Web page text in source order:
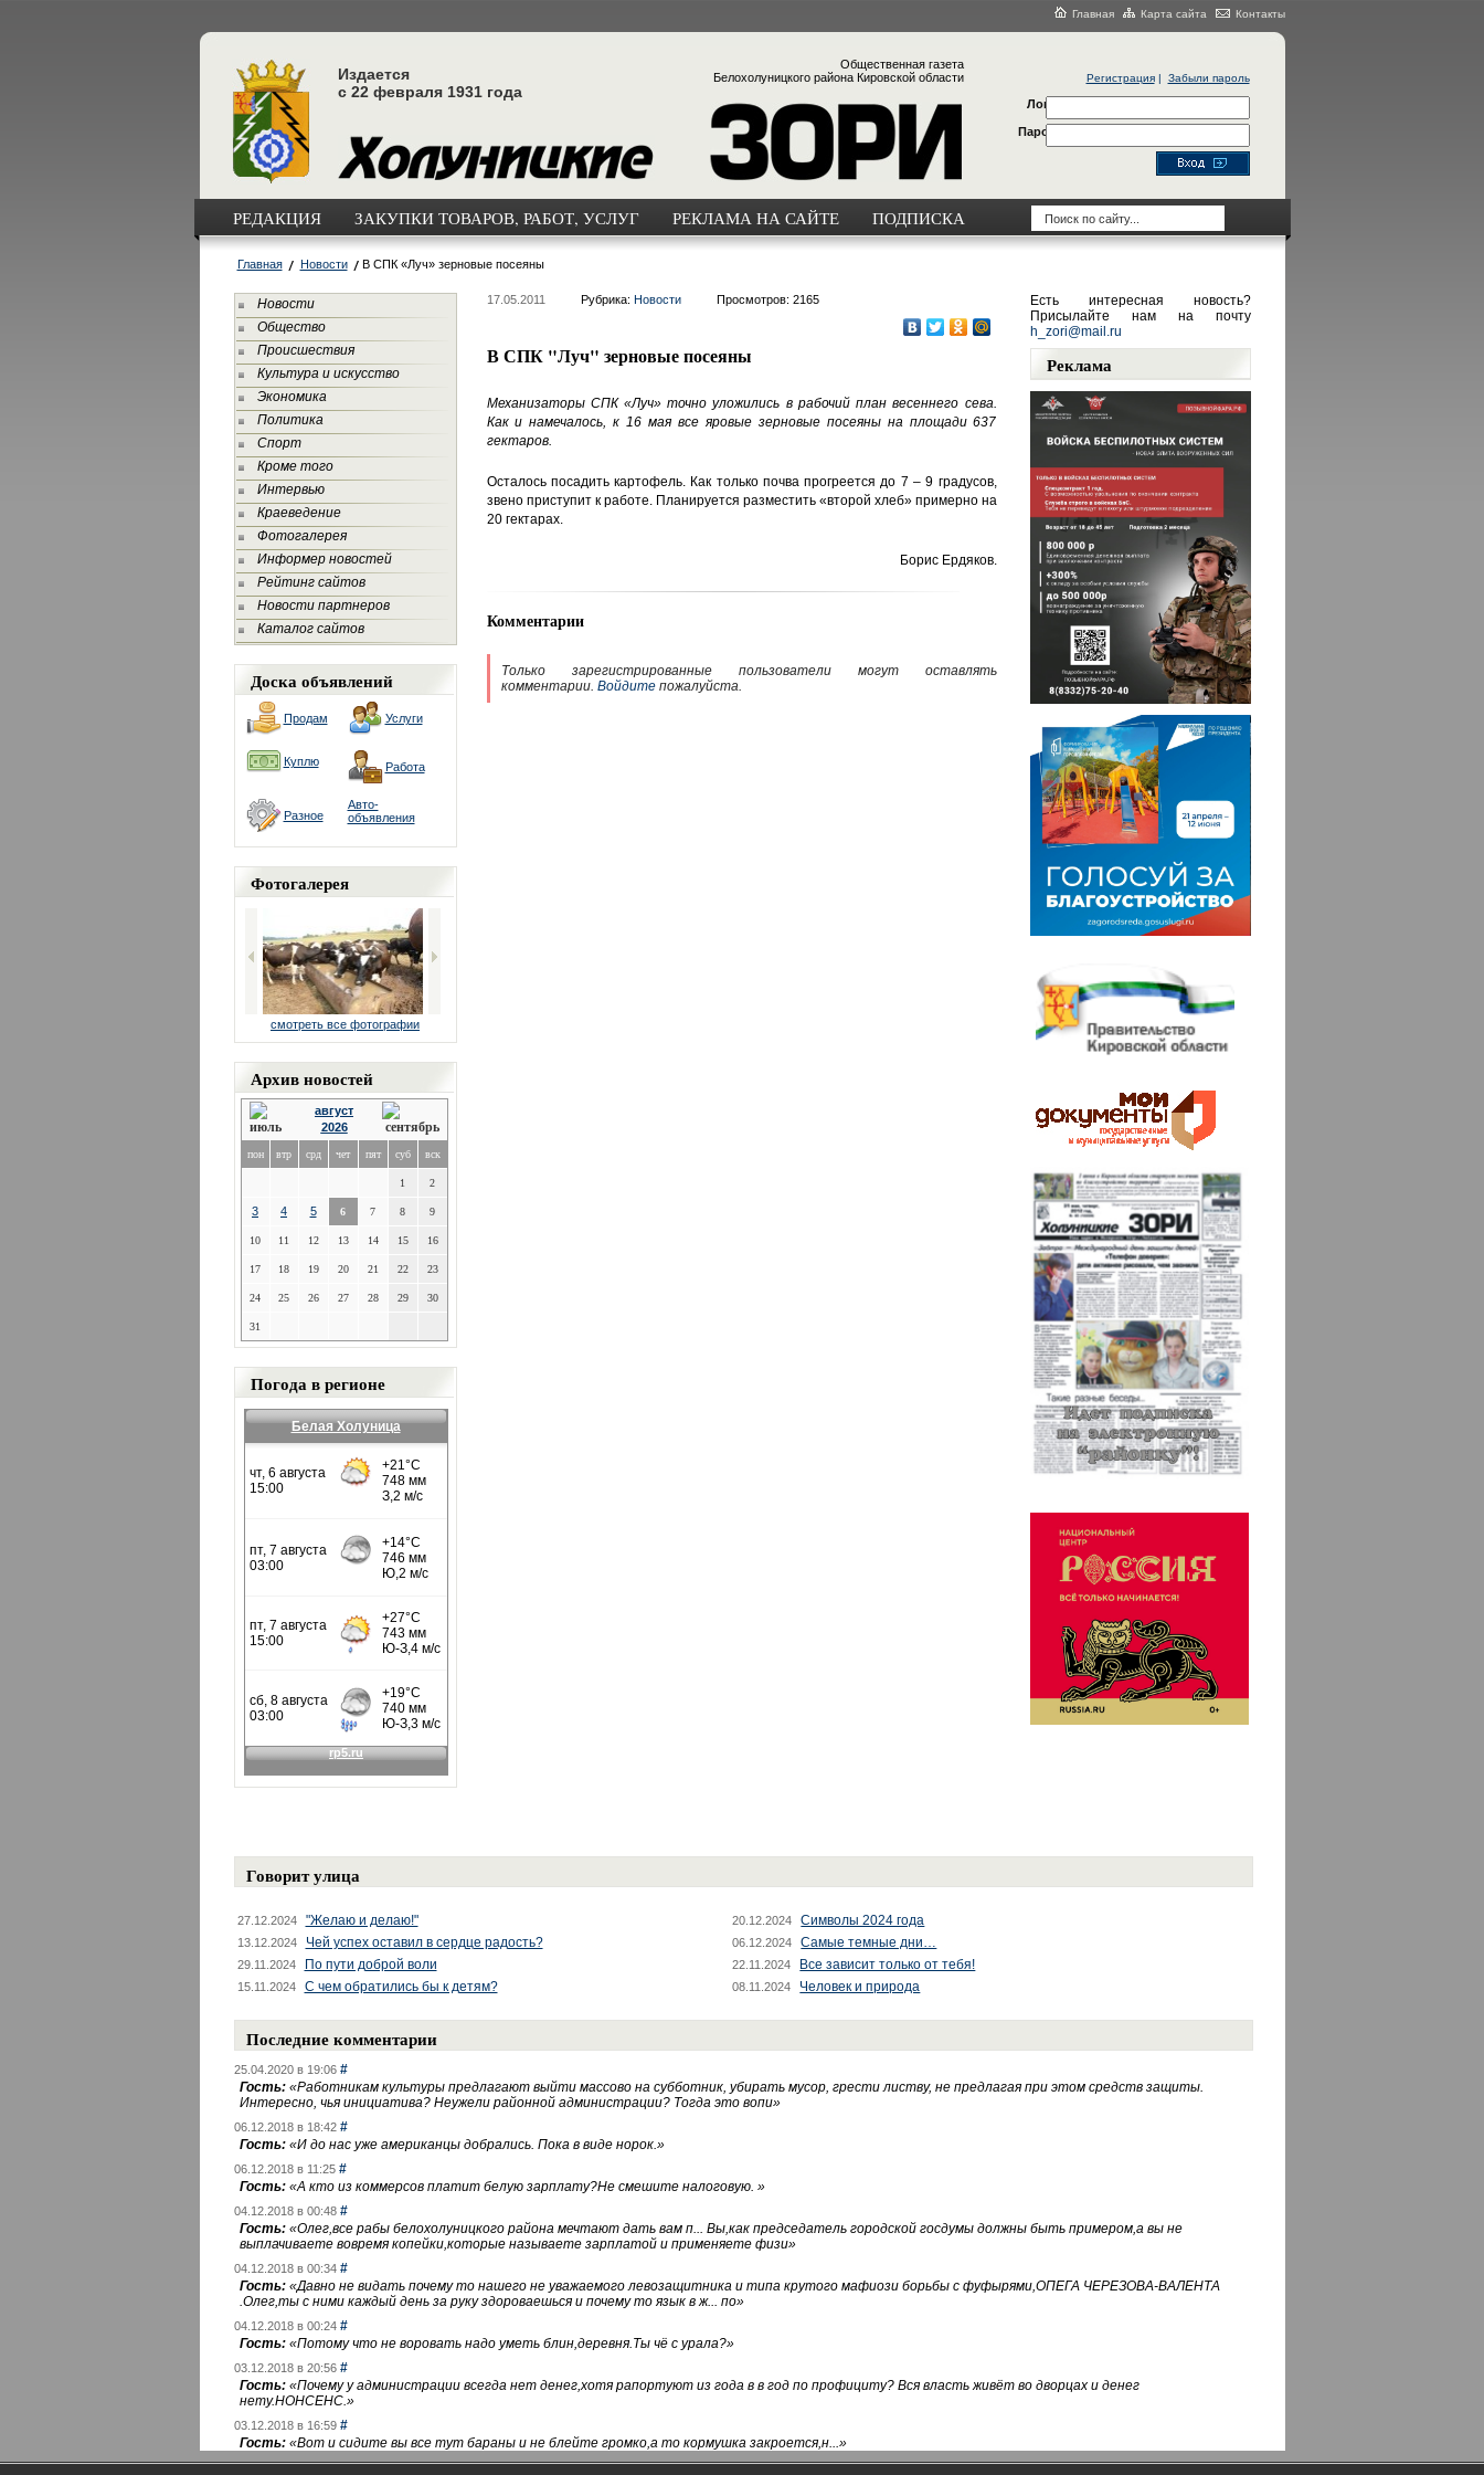
Главная Карта сайта Контакты
Издается
с 22 февраля 1931 года
Общественная газета
Белохолуницкого района Кировской области
Регистрация| Забыли пароль
Логин
Пароль
РЕДАКЦИЯ ЗАКУПКИ ТОВАРОВ, РАБОТ, УСЛУГ РЕКЛАМА НА САЙТЕ ПОДПИСКА
Главная Новости В СПК «Луч» зерновые посеяны
Новости
Общество
Происшествия
Культура и искусство
Экономика
Политика
Спорт
Кроме того
Интервью
Краеведение
Фотогалерея
Информер новостей
Рейтинг сайтов
Новости партнеров
Каталог сайтов
Доска объявлений
Продам Услуги
Куплю Работа
Разное
Авто-
объявления
Фотогалерея
смотреть все фотографии
Архив новостей
август
2026
пон втр срд чет пят суб вск
1 2
3 4 5 6 7 8 9
10 11 12 13 14 15 16
17 18 19 20 21 22 23
24 25 26 27 28 29 30
31
Погода в регионе
Белая Холуница
17.05.2011 Рубрика: Новости Просмотров: 2165
В СПК "Луч" зерновые посеяны
Механизаторы СПК «Луч» точно уложились в рабочий план весеннего сева.
Как и намечалось, к 16 мая все яровые зерновые посеяны на площади 637
гектаров.
Осталось посадить картофель. Как только почва прогреется до 7 – 9 градусов,
звено приступит к работе. Планируется разместить «второй хлеб» примерно на
20 гектарах.
Борис Ердяков.
Комментарии
Только зарегистрированные пользователи могут оставлять
комментарии. Войдитепожалуйста.
Есть интересная новость?
Присылайте нам на почту
h_zori@mail.ru
Реклама
Говорит улица
27.12.2024 "Желаю и делаю!" 20.12.2024 Символы 2024 года
13.12.2024 Чей успех оставил в сердце радость? 06.12.2024 Самые темные дни…
29.11.2024 По пути доброй воли 22.11.2024 Все зависит только от тебя!
15.11.2024 С чем обратились бы к детям? 08.11.2024 Человек и природа
Последние комментарии
25.04.2020 в 19:06 #
Гость: «Работникам культуры предлагают выйти массово на субботник, убирать мусор, грести листву, не предлагая при этом средств защиты.
Интересно, чья инициатива? Неужели районной администрации? Тогда это вопи»
06.12.2018 в 18:42 #
Гость: «И до нас уже американцы добрались. Пока в виде норок.»
06.12.2018 в 11:25 #
Гость: «А кто из коммерсов платит белую зарплату?Не смешите налоговую. »
04.12.2018 в 00:48 #
Гость: «Олег,все рабы белохолуницкого района мечтают дать вам п... Вы,как председатель городской госдумы должны быть примером,а вы не
выплачиваете вовремя копейки,которые называете зарплатой и применяете физи»
04.12.2018 в 00:34 #
Гость: «Давно не видать почему то нашего не уважаемого левозащитника и типа крутого мафиози борьбы с фуфырями,ОПЕГА ЧЕРЕЗОВА-ВАЛЕНТА
.Олег,ты с ними каждый день за руку здороваешься и почему то язык в ж... по»
04.12.2018 в 00:24 #
Гость: «Потому что не воровать надо уметь блин,деревня.Ты чё с урала?»
03.12.2018 в 20:56 #
Гость: «Почему у администрации всегда нет денег,хотя рапортуют из года в в год по профициту? Вся власть живёт во дворцах и денег
нету.НОНСЕНС.»
03.12.2018 в 16:59 #
Гость: «Вот и сидите вы все тут бараны и не блейте громко,а то кормушка закроется,н...»